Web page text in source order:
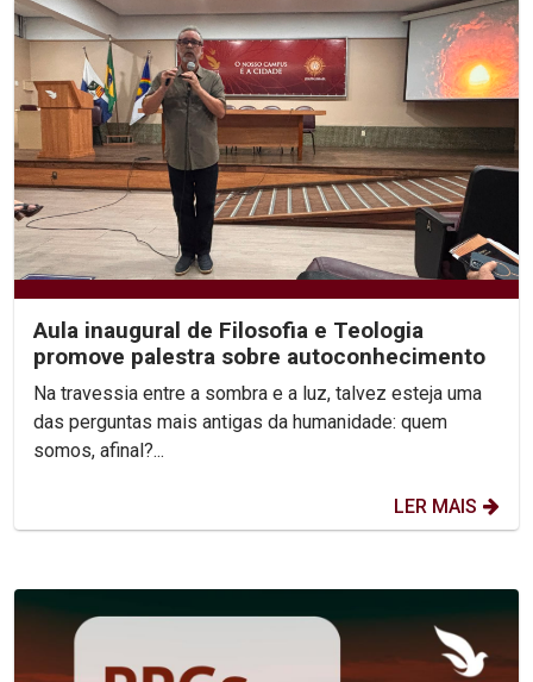
Aula inaugural de Filosofia e Teologia
promove palestra sobre autoconhecimento
Na travessia entre a sombra e a luz, talvez esteja uma
das perguntas mais antigas da humanidade: quem
somos, afinal?...
LER MAIS